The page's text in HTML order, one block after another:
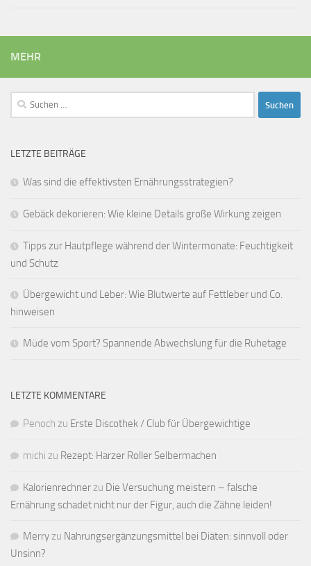
MEHR
Suchen
nach:
LETZTE BEITRÄGE
Was sind die effektivsten Ernährungsstrategien?
Gebäck dekorieren: Wie kleine Details große Wirkung zeigen
Tipps zur Hautpflege während der Wintermonate: Feuchtigkeit
und Schutz
Übergewicht und Leber: Wie Blutwerte auf Fettleber und Co.
hinweisen
Müde vom Sport? Spannende Abwechslung für die Ruhetage
LETZTE KOMMENTARE
Penoch zu Erste Discothek / Club für Übergewichtige
michi zu Rezept: Harzer Roller Selbermachen
Kalorienrechnerzu Die Versuchung meistern – falsche
Ernährung schadet nicht nur der Figur, auch die Zähne leiden!
Merryzu Nahrungsergänzungsmittel bei Diäten: sinnvoll oder
Unsinn?